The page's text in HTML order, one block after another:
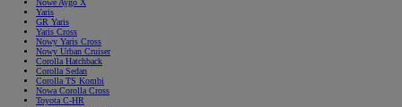
Nowe Aygo X
Yaris
GR Yaris
Yaris Cross
Nowy Yaris Cross
Nowy Urban Cruiser
Corolla Hatchback
Corolla Sedan
Corolla TS Kombi
Nowa Corolla Cross
Toyota C-HR